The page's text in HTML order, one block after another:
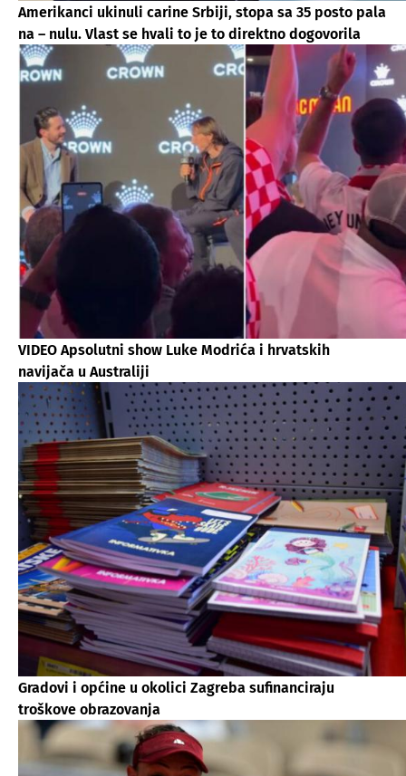
Amerikanci ukinuli carine Srbiji, stopa sa 35 posto pala
na – nulu. Vlast se hvali to je to direktno dogovorila
VIDEO Apsolutni show Luke Modrića i hrvatskih
navijača u Australiji
Gradovi i općine u okolici Zagreba sufinanciraju
troškove obrazovanja